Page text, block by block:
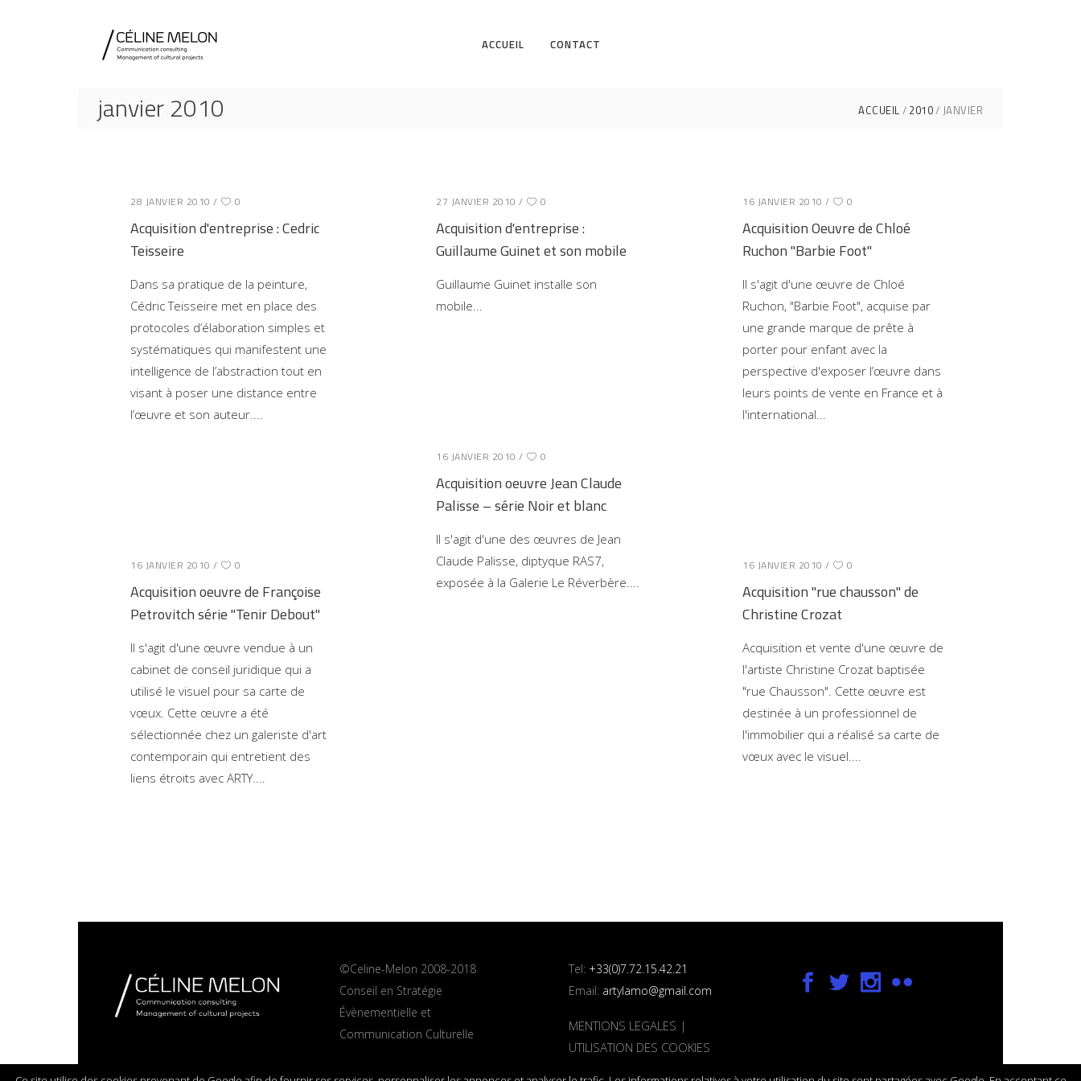
ACCUEIL CONTACT
janvier 2010 ACCUEIL 2010 JANVIER
28 JANVIER 2010 0
Acquisition d'entreprise : Cedric
Teisseire
Dans sa pratique de la peinture,
Cédric Teisseire met en place des
protocoles d’élaboration simples et
systématiques qui manifestent une
intelligence de l’abstraction tout en
visant à poser une distance entre
l’œuvre et son auteur.
27 JANVIER 2010 0
Acquisition d'entreprise :
Guillaume Guinet et son mobile
Guillaume Guinet installe son
mobile
16 JANVIER 2010 0
Acquisition Oeuvre de Chloé
Ruchon "Barbie Foot"
Il s'agit d'une œuvre de Chloé
Ruchon, "Barbie Foot", acquise par
une grande marque de prête à
porter pour enfant avec la
perspective d'exposer l’œuvre dans
leurs points de vente en France et à
l'international
16 JANVIER 2010 0
Acquisition oeuvre Jean Claude
Palisse – série Noir et blanc
Il s'agit d'une des œuvres de Jean
Claude Palisse, diptyque RAS7,
exposée à la Galerie Le Réverbère.
16 JANVIER 2010 0
Acquisition oeuvre de Françoise
Petrovitch série "Tenir Debout"
Il s'agit d'une œuvre vendue à un
cabinet de conseil juridique qui a
utilisé le visuel pour sa carte de
vœux. Cette œuvre a été
sélectionnée chez un galeriste d'art
contemporain qui entretient des
liens étroits avec ARTY.
16 JANVIER 2010 0
Acquisition "rue chausson" de
Christine Crozat
Acquisition et vente d'une œuvre de
l'artiste Christine Crozat baptisée
"rue Chausson". Cette œuvre est
destinée à un professionnel de
l'immobilier qui a réalisé sa carte de
vœux avec le visuel.
©Celine-Melon 2008-2018
Conseil en Stratégie
Évènementielle et
Communication Culturelle
Tel: +33(0)7.72.15.42.21
Email: artylamo@gmail.com
MENTIONS LEGALES |
UTILISATION DES COOKIES